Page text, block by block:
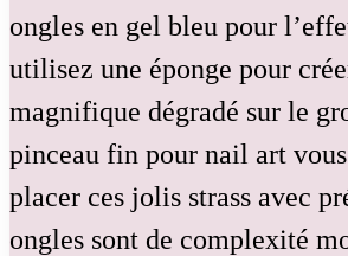
ongles en gel bleu pour
utilisez une éponge pour
magnifique dégradé sur le
pinceau fin pour nail art
placer ces jolis strass avec
ongles sont de complexité